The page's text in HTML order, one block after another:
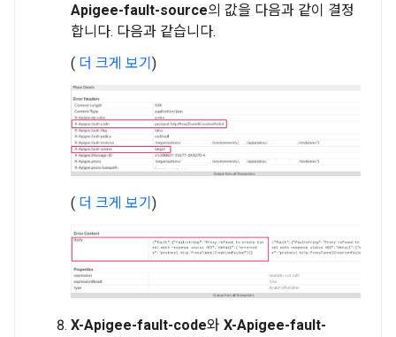
Apigee-fault-source의 값을 다음과 같이 결정
합니다. 다음과 같습니다.
( 더 크게 보기 )
( 더 크게 보기 )
X-Apigee-fault-code와 X-Apigee-fault-